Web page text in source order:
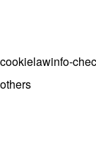
cookielawinfo-
others